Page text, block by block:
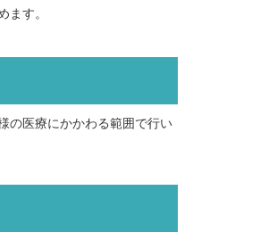
す。
の医療にかかわる範囲で行い